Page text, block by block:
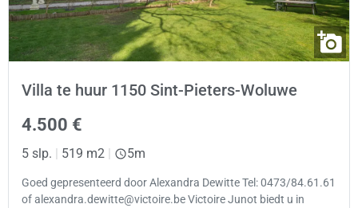
Villa te huur 1150 Sint-Pieters-Woluwe
4.500 €
5 slp. | 519 m2 | 5m
Goed gepresenteerd door Alexandra Dewitte Tel: 0473/84.61.61
of alexandra.dewitte@victoire.be Victoire Junot biedt u in